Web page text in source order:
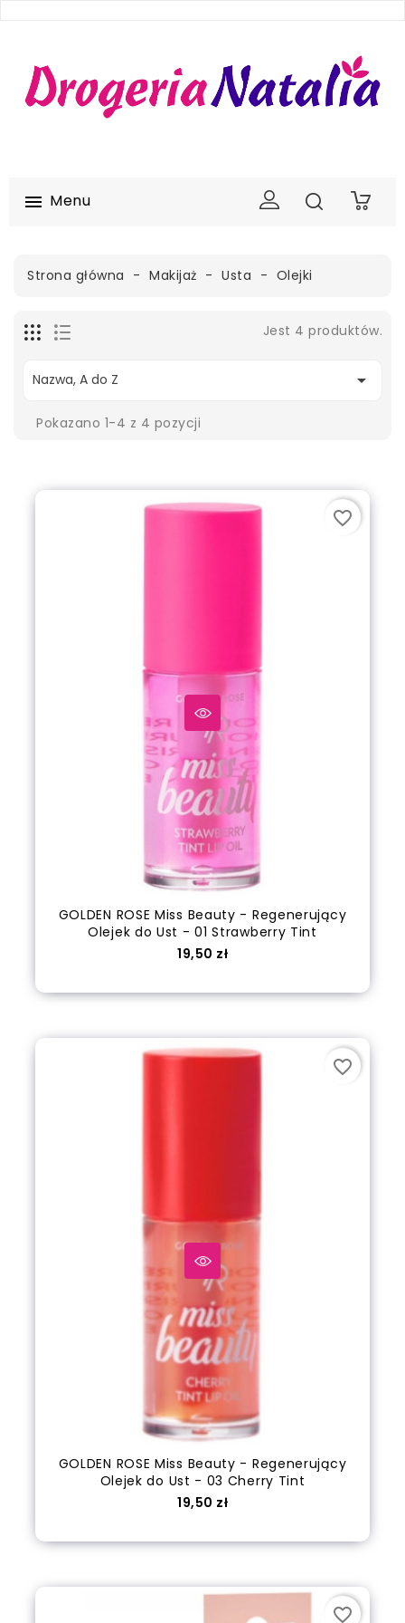
 Menu 0
Strona główna Makijaż Usta Olejki
Jest 4 produktów.
Nazwa, A do Z 
Pokazano 1-4 z 4 pozycji
GOLDEN ROSE Miss Beauty - Regenerujący
Olejek do Ust - 01 Strawberry Tint
Cena
19,50 zł
favorite_border
GOLDEN ROSE Miss Beauty - Regenerujący
Olejek do Ust - 03 Cherry Tint
Cena
19,50 zł
favorite_border
favorite_border